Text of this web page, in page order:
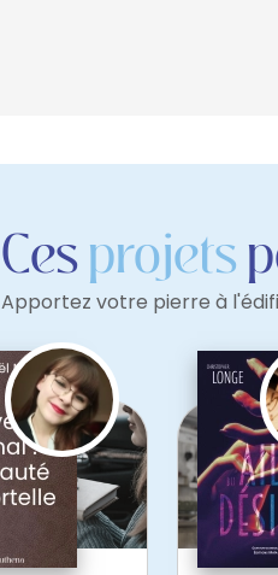
Cesprojets
Apportez votre pierre à